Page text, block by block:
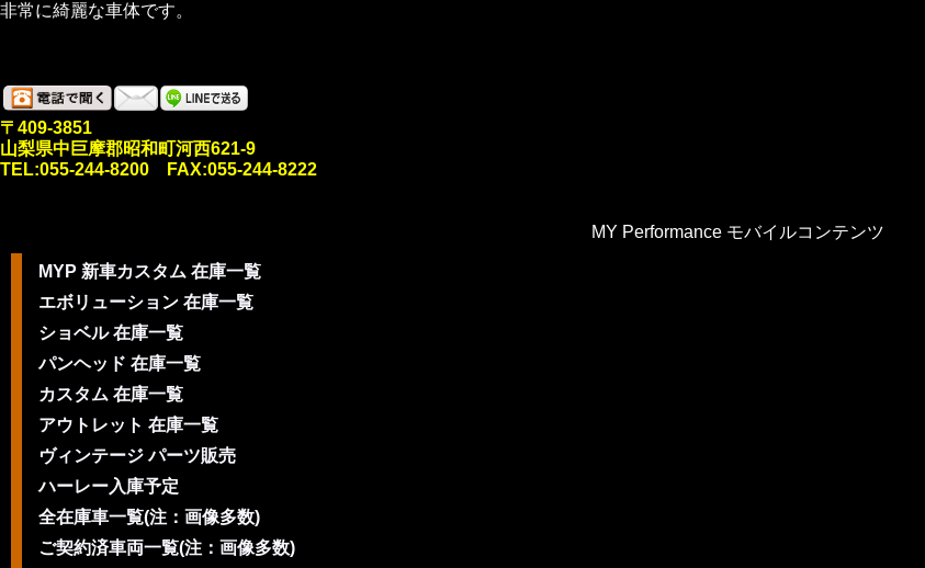
非常に綺麗な車体です。
〒409-3851
山梨県中巨摩郡昭和町河西621-9
TEL:055-244-8200 FAX:055-244-8222
MY Performance モバイルコンテンツ
MYP 新車カスタム 在庫一覧
エボリューション 在庫一覧
ショベル 在庫一覧
パンヘッド 在庫一覧
カスタム 在庫一覧
アウトレット 在庫一覧
ヴィンテージ パーツ販売
ハーレー入庫予定
全在庫車一覧(注：画像多数)
ご契約済車両一覧(注：画像多数)